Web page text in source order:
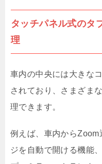
タッチパネル式のタ
理
車内の中央には大きな
されており、さまざま
理できます。
例えば、車内から
ジを自動で開ける機能